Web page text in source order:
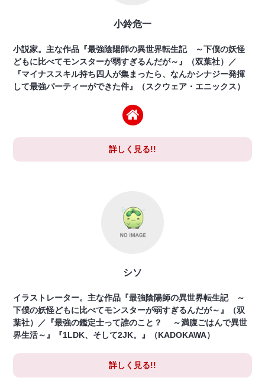
小鈴危一
小説家。主な作品『最強陰陽師の異世界転生記 ～下僕の妖怪
どもに比べてモンスターが弱すぎるんだが～』（双葉社）／
『マイナススキル持ち四人が集まったら、なんかシナジー発揮
して最強パーティーができた件』（スクウェア・エニックス）
詳しく見る!!
シソ
イラストレーター。主な作品『最強陰陽師の異世界転生記 ～
下僕の妖怪どもに比べてモンスターが弱すぎるんだが～』（双
葉社）／『最強の鑑定士って誰のこと？ ～満腹ごはんで異世
界生活～』『1LDK、そして2JK。』（KADOKAWA）
詳しく見る!!